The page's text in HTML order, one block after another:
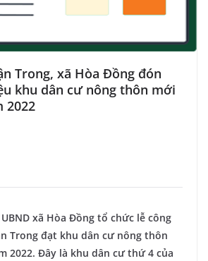
Trong, xã Hòa Đồng đón
khu dân cư nông thôn mới
2022
xã Hòa Đồng tổ chức lễ công
Trong đạt khu dân cư nông thôn
2022. Đây là khu dân cư thứ 4 của